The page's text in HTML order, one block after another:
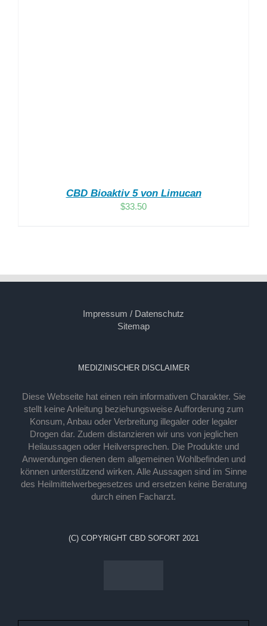
CBD Bioaktiv 5 von Limucan
$33.50
Impressum / Datenschutz
Sitemap
MEDIZINISCHER DISCLAIMER
Diese Webseite hat einen rein informativen Charakter. Sie
stellt keine Anleitung beziehungsweise Aufforderung zum
Konsum, Anbau oder Verbreitung illegaler oder legaler
Drogen dar. Zudem distanzieren wir uns von jeglichen
Heilaussagen oder Heilversprechen. Die Produkte und
Anwendungen dienen dem allgemeinen Wohlbefinden und
können unterstützend wirken. Alle Aussagen sind im Sinne
des Heilmittelwerbegesetzes und ersetzen keine Beratung
durch einen Facharzt.
(C) COPYRIGHT CBD SOFORT 2021